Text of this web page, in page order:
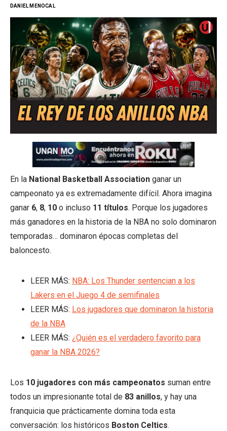
DANIEL MENOCAL
En la National Basketball Association ganar un
campeonato ya es extremadamente difícil. Ahora imagina
ganar 6, 8, 10 o incluso 11 títulos. Porque los jugadores
más ganadores en la historia de la NBA no solo dominaron
temporadas… dominaron épocas completas del
baloncesto.
LEER MÁS: NBA: Los Thunder sentencian a los
Lakers en el Juego 4 de semifinales
LEER MÁS: Los jugadores que dominaron la historia
de la NBA
LEER MÁS: ¿Quién es el verdadero favorito para
ganar la NBA 2026?
Los 10 jugadores con más campeonatos suman entre
todos un impresionante total de 83 anillos, y hay una
franquicia que prácticamente domina toda esta
conversación: los históricos Boston Celtics.